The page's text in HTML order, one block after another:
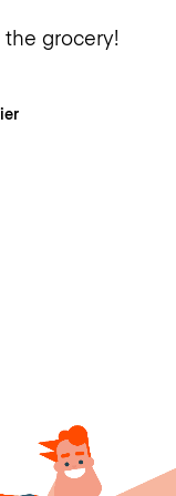
the grocery!